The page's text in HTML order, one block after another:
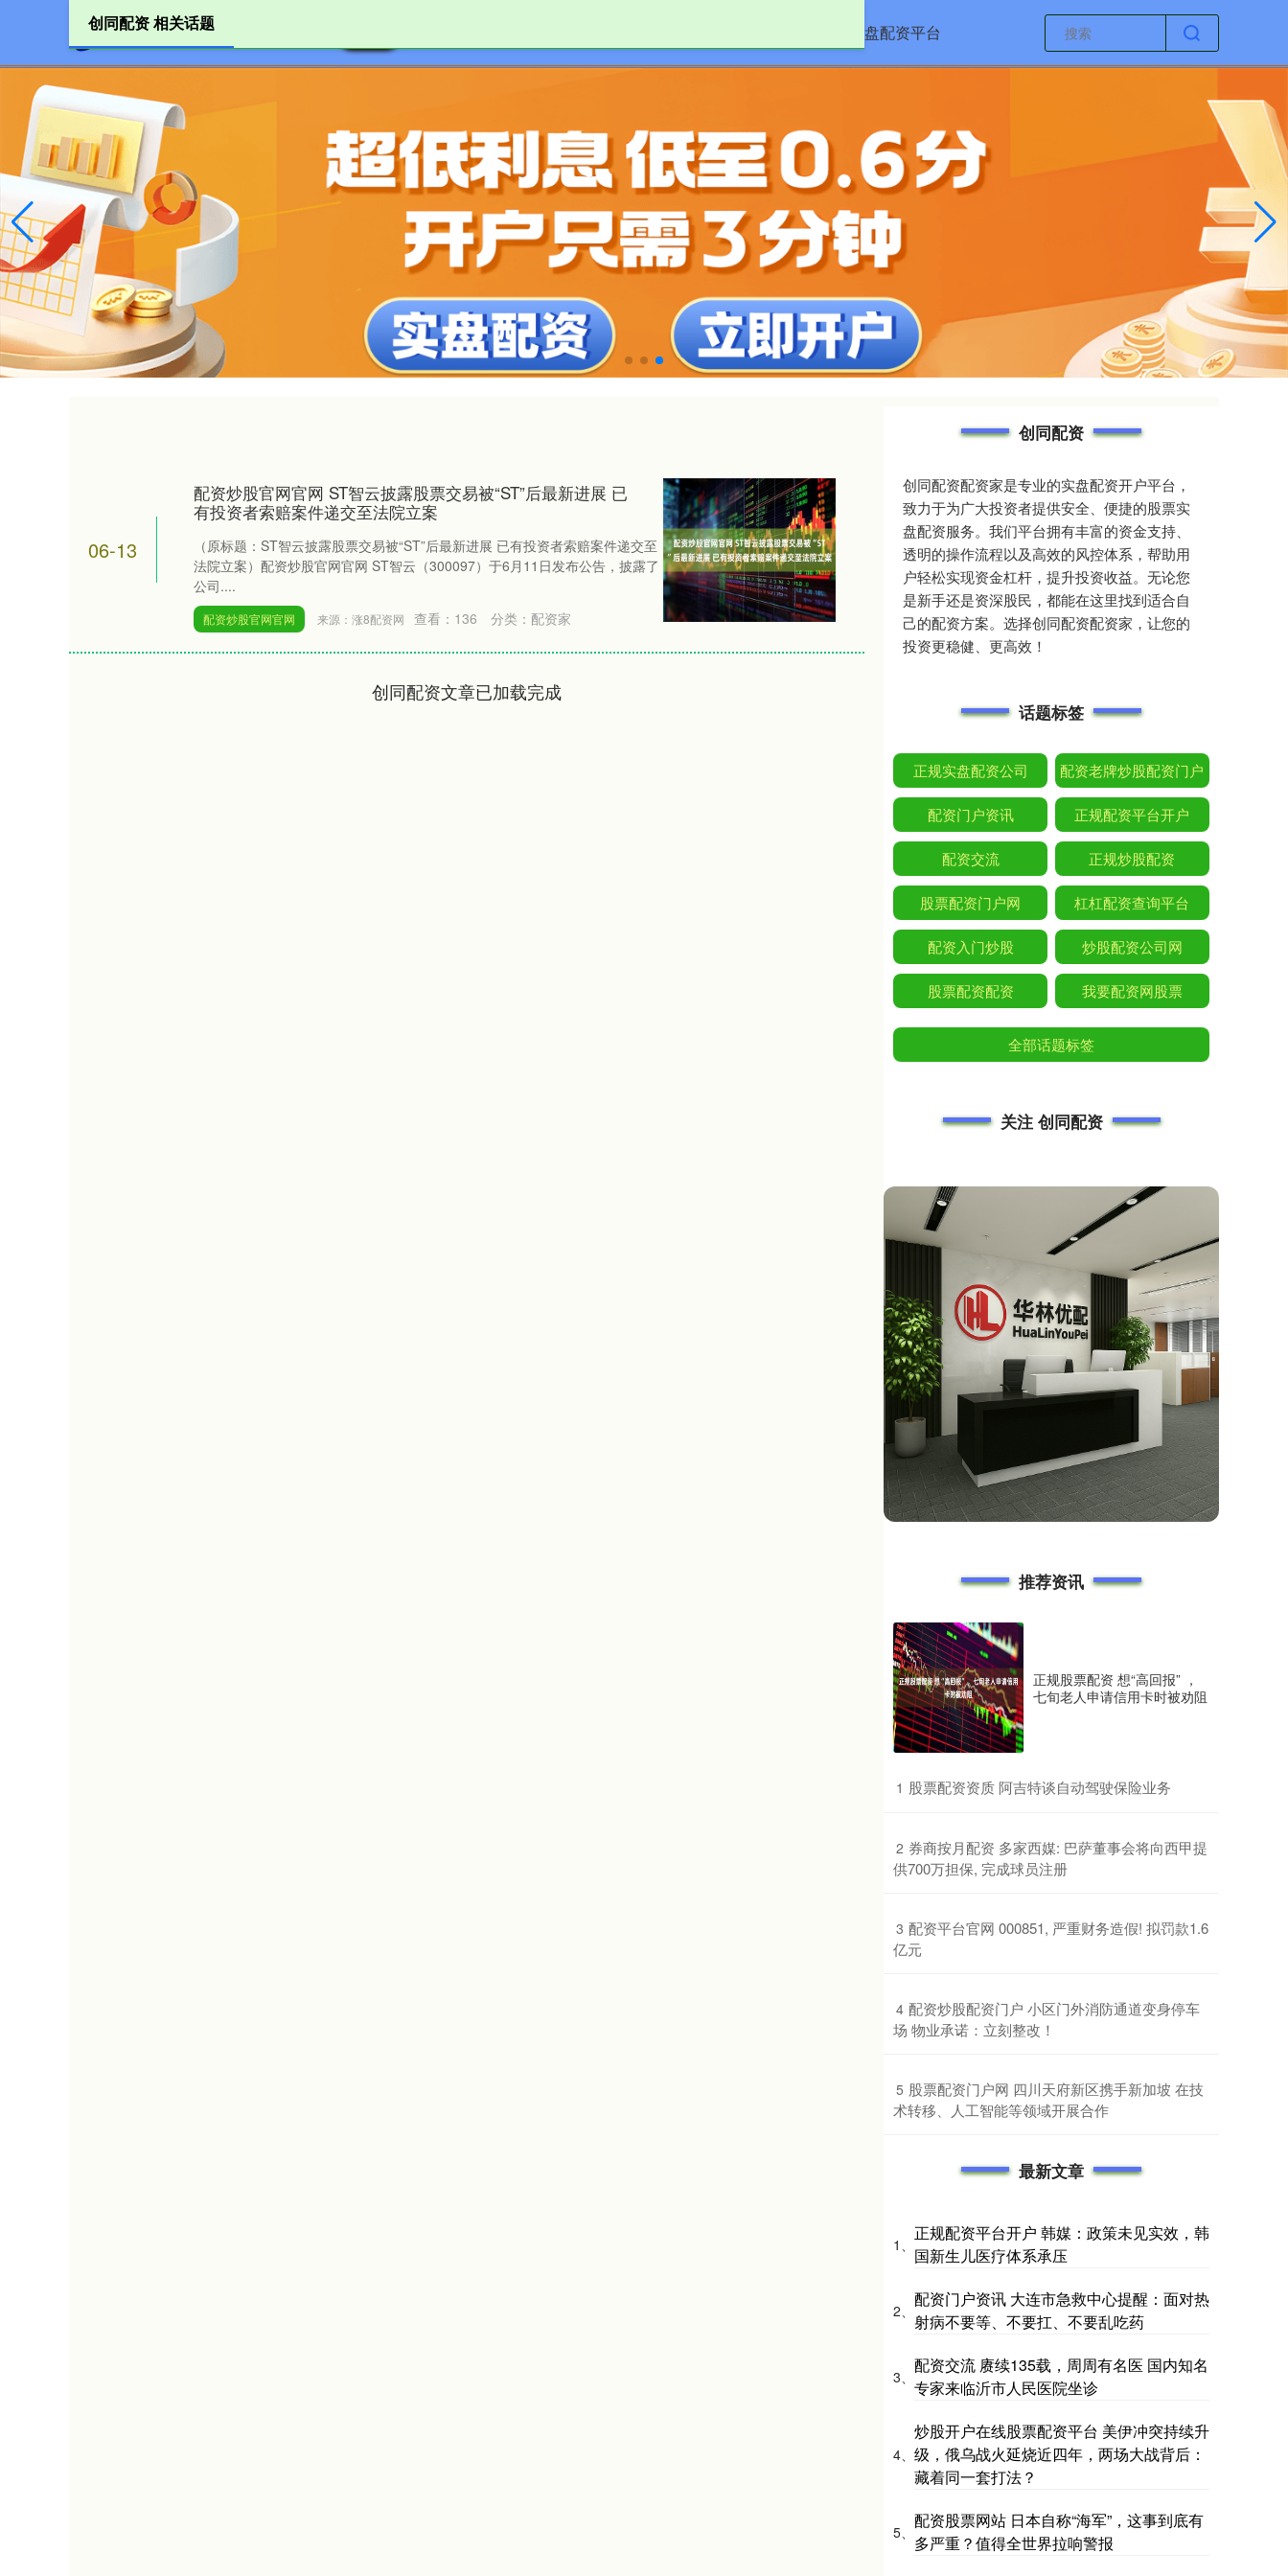
股票实盘配资平台
创同配资 相关话题
06-13
配资炒股官网官网 ST智云披露股票交易被“ST”后最新进展 已
有投资者索赔案件递交至法院立案
（原标题：ST智云披露股票交易被“ST”后最新进展 已有投资者索赔案件递交至
法院立案）配资炒股官网官网 ST智云（300097）于6月11日发布公告，披露了
公司....
配资炒股官网官网 来源：涨8配资网 查看： 136 分类： 配资家
创同配资文章已加载完成
创同配资
创同配资配资家是专业的实盘配资开户平台，
致力于为广大投资者提供安全、便捷的股票实
盘配资服务。我们平台拥有丰富的资金支持、
透明的操作流程以及高效的风控体系，帮助用
户轻松实现资金杠杆，提升投资收益。无论您
是新手还是资深股民，都能在这里找到适合自
己的配资方案。选择创同配资配资家，让您的
投资更稳健、更高效！
话题标签
正规实盘配资公司 配资老牌炒股配资门户
配资门户资讯 正规配资平台开户
配资交流 正规炒股配资
股票配资门户网 杠杠配资查询平台
配资入门炒股 炒股配资公司网
股票配资配资 我要配资网股票
全部话题标签
关注 创同配资
推荐资讯
正规股票配资 想“高回报” ，
七旬老人申请信用卡时被劝阻
1 ​股票配资资质 阿吉特谈自动驾驶保险业务
2 ​券商按月配资 多家西媒: 巴萨董事会将向西甲提
供700万担保, 完成球员注册
3 ​配资平台官网 000851, 严重财务造假! 拟罚款1.6
亿元
4 ​配资炒股配资门户 小区门外消防通道变身停车
场 物业承诺：立刻整改！
5 ​股票配资门户网 四川天府新区携手新加坡 在技
术转移、人工智能等领域开展合作
最新文章
1、
正规配资平台开户 韩媒：政策未见实效，韩
国新生儿医疗体系承压
2、
配资门户资讯 大连市急救中心提醒：面对热
射病不要等、不要扛、不要乱吃药
3、
配资交流 赓续135载，周周有名医 国内知名
专家来临沂市人民医院坐诊
4、
炒股开户在线股票配资平台 美伊冲突持续升
级，俄乌战火延烧近四年，两场大战背后：
藏着同一套打法？
5、
配资股票网站 日本自称“海军”，这事到底有
多严重？值得全世界拉响警报